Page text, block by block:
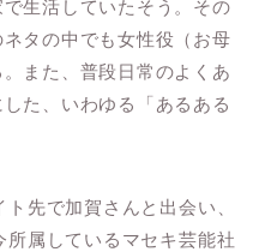
生活していたそう。その
タの中でも女性役（お母
また、普段日常のよくあ
た、いわゆる「あるある
先で加賀さんと出会い、
属しているマセキ芸能社